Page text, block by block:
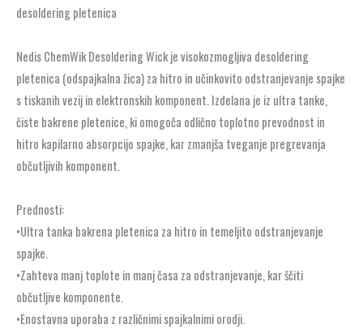
desoldering pletenica
Nedis ChemWik Desoldering Wick je visokozmogljiva desoldering
pletenica (odspajkalna žica) za hitro in učinkovito odstranjevanje spajke
s tiskanih vezij in elektronskih komponent. Izdelana je iz ultra tanke,
čiste bakrene pletenice, ki omogoča odlično toplotno prevodnost in
hitro kapilarno absorpcijo spajke, kar zmanjša tveganje pregrevanja
občutljivih komponent.
Prednosti:
•Ultra tanka bakrena pletenica za hitro in temeljito odstranjevanje
spajke.
•Zahteva manj toplote in manj časa za odstranjevanje, kar ščiti
občutljive komponente.
•Enostavna uporaba z različnimi spajkalnimi orodji.